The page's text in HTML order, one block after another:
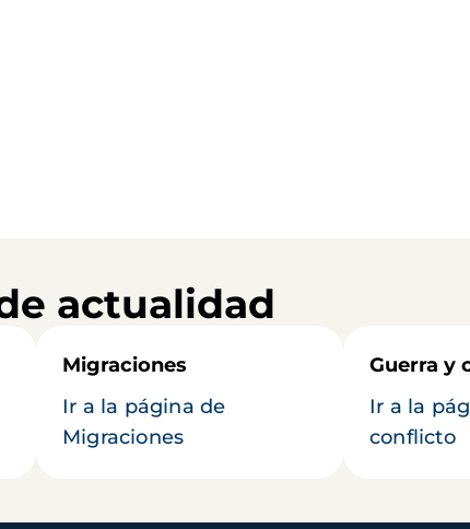
actualidad
Migraciones
Ir a la página de
Migraciones
Guerra y
Ir a la
conflicto